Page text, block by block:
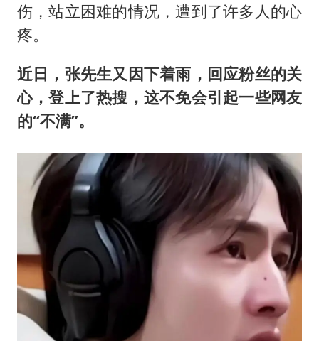
伤，站立困难的情况，遭到了许多人的心
疼。
近日，张先生又因下着雨，回应粉丝的关
心，登上了热搜，这不免会引起一些网友
的“不满”。